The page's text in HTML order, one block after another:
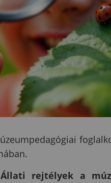
Állati rejtélyek a